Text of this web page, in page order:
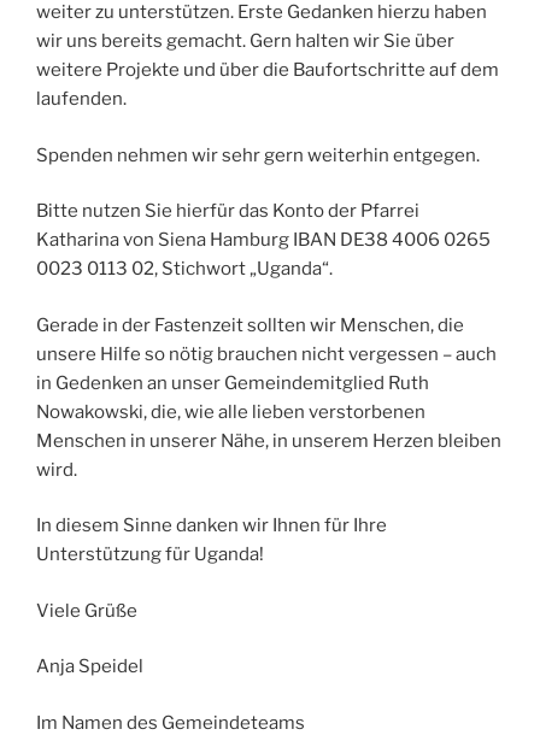
weiter zu unterstützen. Erste Gedanken hierzu haben
wir uns bereits gemacht. Gern halten wir Sie über
weitere Projekte und über die Baufortschritte auf dem
laufenden.
Spenden nehmen wir sehr gern weiterhin entgegen.
Bitte nutzen Sie hierfür das Konto der Pfarrei
Katharina von Siena Hamburg IBAN DE38 4006 0265
0023 0113 02, Stichwort „Uganda“.
Gerade in der Fastenzeit sollten wir Menschen, die
unsere Hilfe so nötig brauchen nicht vergessen – auch
in Gedenken an unser Gemeindemitglied Ruth
Nowakowski, die, wie alle lieben verstorbenen
Menschen in unserer Nähe, in unserem Herzen bleiben
wird.
In diesem Sinne danken wir Ihnen für Ihre
Unterstützung für Uganda!
Viele Grüße
Anja Speidel
Im Namen des Gemeindeteams